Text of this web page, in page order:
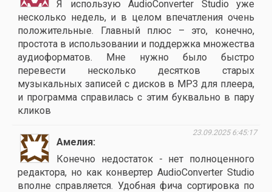
Я использую AudioConverter Studio уже
несколько недель, и в целом впечатления очень
положительные. Главный плюс – это, конечно,
простота в использовании и поддержка множества
аудиоформатов. Мне нужно было быстро
перевести несколько десятков старых
музыкальных записей с дисков в MP3 для плеера,
и программа справилась с этим буквально в пару
кликов
Амелия
23.09.2025 6:45:17
Конечно недостаток - нет полноценного
редактора, но как конвертер AudioConverter Studio
вполне справляется. Удобная фича сортировка по